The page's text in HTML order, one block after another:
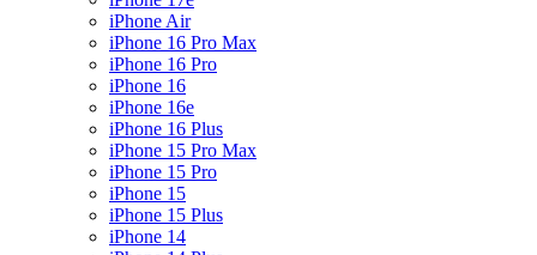
iPhone Air
iPhone 16 Pro Max
iPhone 16 Pro
iPhone 16
iPhone 16e
iPhone 16 Plus
iPhone 15 Pro Max
iPhone 15 Pro
iPhone 15
iPhone 15 Plus
iPhone 14